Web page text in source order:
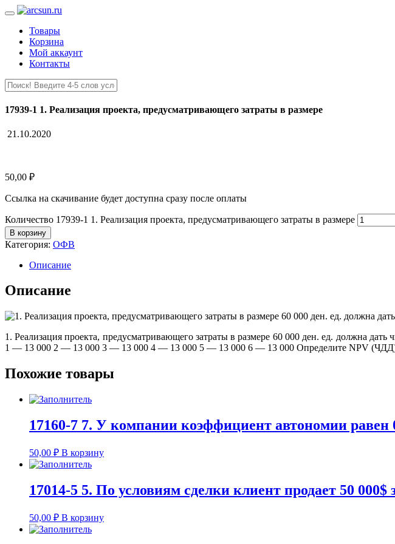
Товары
Корзина
Мой аккаунт
Контакты
17939-1 1. Реализация проекта, предусматривающего затраты в размере
21.10.2020
50,00 ₽
Ссылка на скачивание будет доступна сразу после оплаты
Количество 17939-1 1. Реализация проекта, предусматривающего затраты в размере
В корзину
Категория: ОФВ
Описание
Описание
1. Реализация проекта, предусматривающего затраты в размере 60 000 ден. ед. должна
1 — 13 000 2 — 13 000 3 — 13 000 4 — 13 000 5 — 13 000 6 — 13 000 Определите NPV
Похожие товары
17160-7 7. У компании коэффициент автономии равен
50,00 ₽ В корзину
17014-5 5. По условиям сделки клиент продает 50 000$
50,00 ₽ В корзину